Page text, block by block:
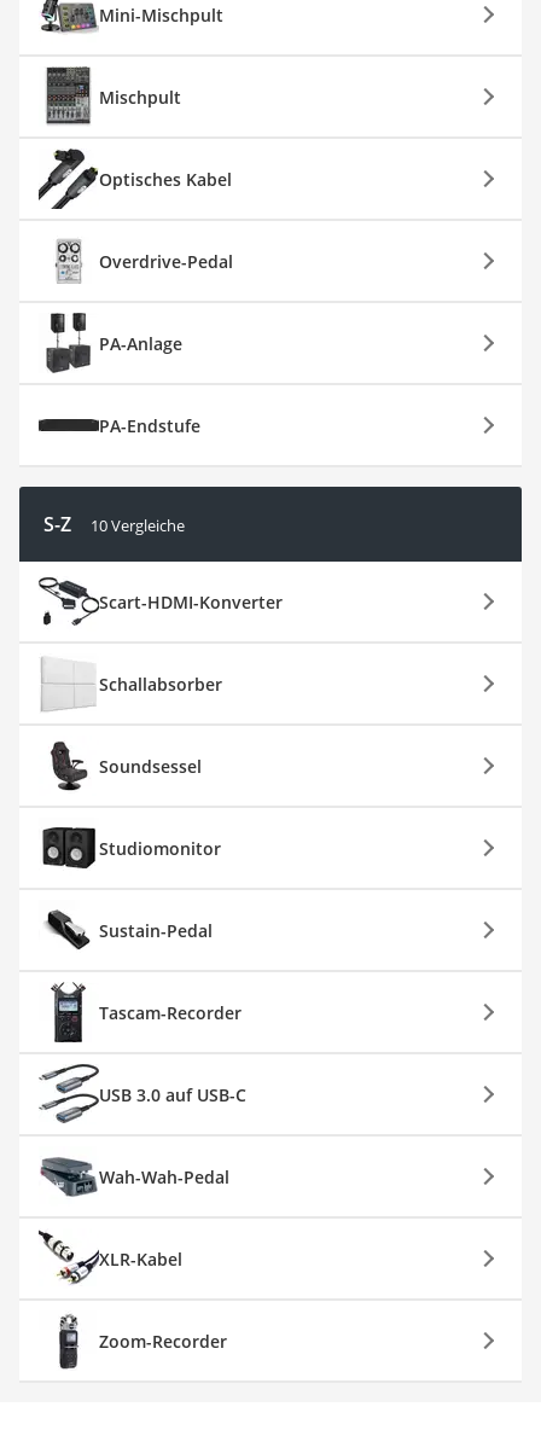
Mini-Mischpult
Mischpult
Optisches Kabel
Overdrive-Pedal
PA-Anlage
PA-Endstufe
S-Z 10 Vergleiche
Scart-HDMI-Konverter
Schallabsorber
Soundsessel
Studiomonitor
Sustain-Pedal
Tascam-Recorder
USB 3.0 auf USB-C
Wah-Wah-Pedal
XLR-Kabel
Zoom-Recorder